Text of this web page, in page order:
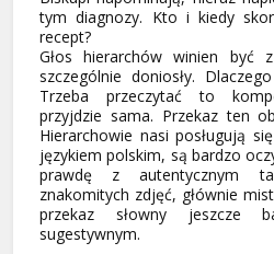
tym diagnozy. Kto i kiedy
recept?
Głos hierarchów winien być
szczególnie doniosły.
Trzeba przeczytać to
przyjdzie sama. Przekaz ten
Hierarchowie nasi posługują
językiem polskim, są bardzo
prawdę z autentycznym
znakomitych zdjęć, głównie
przekaz słowny jeszcze
sugestywnym.